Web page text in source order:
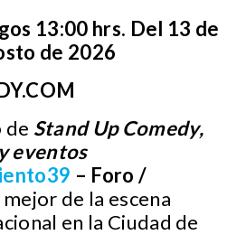
13:00 hrs. Del 13 de
de 2026
de Stand Up Comedy,
eventos
– Foro /
mejor de la escena
en la Ciudad de